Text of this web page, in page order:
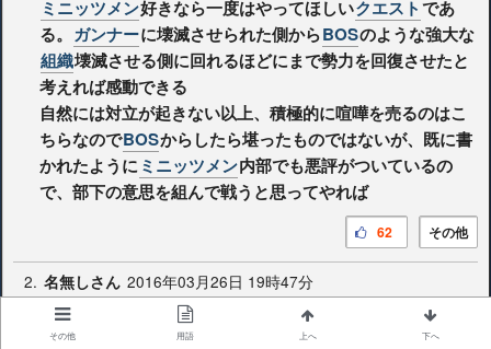
ミニッツメン好きなら一度はやってほしいクエストであ
る。 ガンナーに壊滅させられた側からBOSのような強大な
組織壊滅させる側に回れるほどにまで勢力を回復させたと
考えれば感動できる
自然には対立が起きない以上、積極的に喧嘩を売るのはこ
ちらなのでBOSからしたら堪ったものではないが、既に書
かれたようにミニッツメン内部でも悪評がついているの
で、部下の意思を組んで戦うと思ってやれば
その他
62
2. 名無しさん 2016年03月26日 19時47分
まあ、ようするに 敵対 BOS 将軍が民を
扇動して攻撃するだけの
である
その他 用語 上へ 下へ